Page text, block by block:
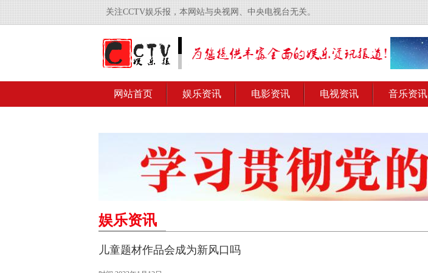
关注CCTV娱乐报，本网站与央视网、中央电视台无关。
网站首页 娱乐资讯 电影资讯 电视资讯 音乐资讯
娱乐资讯
儿童题材作品会成为新风口吗